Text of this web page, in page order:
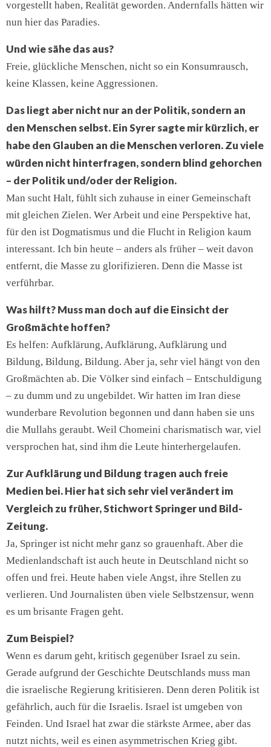
vorgestellt haben, Realität geworden. Andernfalls hätten wir
nun hier das Paradies.
Und wie sähe das aus?
Freie, glückliche Menschen, nicht so ein Konsumrausch,
keine Klassen, keine Aggressionen.
Das liegt aber nicht nur an der Politik, sondern an
den Menschen selbst. Ein Syrer sagte mir kürzlich, er
habe den Glauben an die Menschen verloren. Zu viele
würden nicht hinterfragen, sondern blind gehorchen
– der Politik und/oder der Religion.
Man sucht Halt, fühlt sich zuhause in einer Gemeinschaft
mit gleichen Zielen. Wer Arbeit und eine Perspektive hat,
für den ist Dogmatismus und die Flucht in Religion kaum
interessant. Ich bin heute – anders als früher – weit davon
entfernt, die Masse zu glorifizieren. Denn die Masse ist
verführbar.
Was hilft? Muss man doch auf die Einsicht der
Großmächte hoffen?
Es helfen: Aufklärung, Aufklärung, Aufklärung und
Bildung, Bildung, Bildung. Aber ja, sehr viel hängt von den
Großmächten ab. Die Völker sind einfach – Entschuldigung
– zu dumm und zu ungebildet. Wir hatten im Iran diese
wunderbare Revolution begonnen und dann haben sie uns
die Mullahs geraubt. Weil Chomeini charismatisch war, viel
versprochen hat, sind ihm die Leute hinterhergelaufen.
Zur Aufklärung und Bildung tragen auch freie
Medien bei. Hier hat sich sehr viel verändert im
Vergleich zu früher, Stichwort Springer und Bild-
Zeitung.
Ja, Springer ist nicht mehr ganz so grauenhaft. Aber die
Medienlandschaft ist auch heute in Deutschland nicht so
offen und frei. Heute haben viele Angst, ihre Stellen zu
verlieren. Und Journalisten üben viele Selbstzensur, wenn
es um brisante Fragen geht.
Zum Beispiel?
Wenn es darum geht, kritisch gegenüber Israel zu sein.
Gerade aufgrund der Geschichte Deutschlands muss man
die israelische Regierung kritisieren. Denn deren Politik ist
gefährlich, auch für die Israelis. Israel ist umgeben von
Feinden. Und Israel hat zwar die stärkste Armee, aber das
nutzt nichts, weil es einen asymmetrischen Krieg gibt.